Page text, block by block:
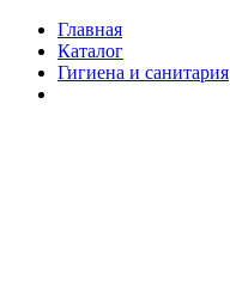
Главная
Каталог
Гигиена и санитария